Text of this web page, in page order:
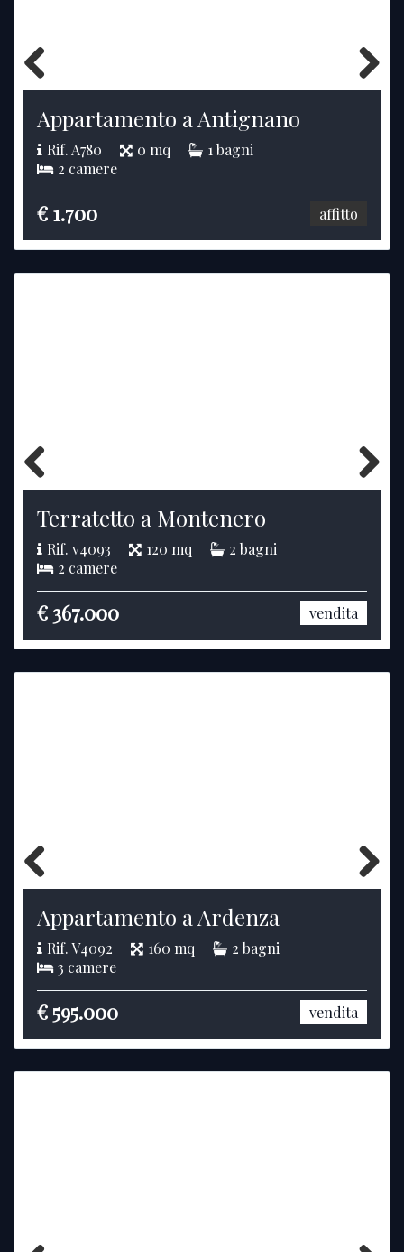
Previous Next
Appartamento a Antignano
Rif. A780 0 mq
1 bagni
2 camere
€ 1.700 affitto
Previous Next
Terratetto a Montenero
Rif. v4093 120 mq
2 bagni
2 camere
€ 367.000 vendita
Previous Next
Appartamento a Ardenza
Rif. V4092 160 mq
2 bagni
3 camere
€ 595.000 vendita